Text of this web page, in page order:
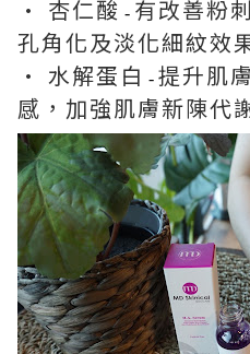
• 杏仁酸 - 有改善粉
孔角化及淡化細紋效
• 水解蛋白 - 提升肌
感，加強肌膚新陳代